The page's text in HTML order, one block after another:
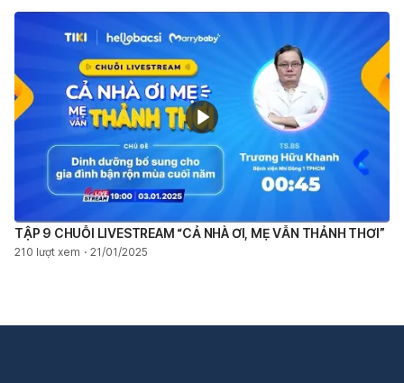
TẬP 9 CHUỖI LIVESTREAM “CẢ NHÀ ƠI, MẸ VẪN THẢNH THƠI”
210 lượt xem 21/01/2025